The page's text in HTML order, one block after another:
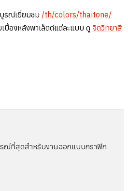
รณ์เยี่ยมชม /th/colors/thaitone/
บื้องหลังพาเล็ตต์แต่ละแบบ ดู จิตวิทยาสี
ณ์ที่สุดสำหรับงานออกแบบกราฟิก